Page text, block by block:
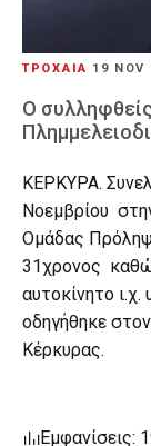
ΤΡΟΧΑΙΑ 19
Ο
ΚΕΡΚΥΡΑ.
Νοεμβρίου
Ομάδας
31χρονος
αυτοκίνητο
οδηγήθηκε
Κέρκυρας.
Εμφανίσεις: